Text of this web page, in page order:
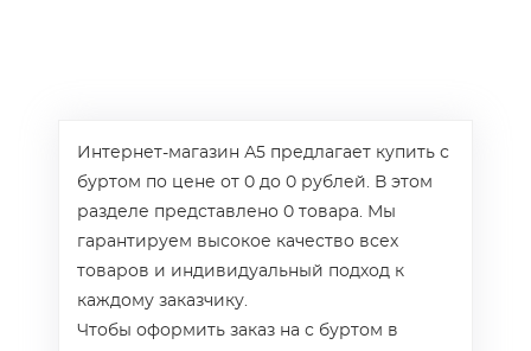
Интернет-магазин А5 предлагает купить с
буртом по цене от 0 до 0 рублей. В этом
разделе представлено 0 товара. Мы
гарантируем высокое качество всех
товаров и индивидуальный подход к
каждому заказчику.
Чтобы оформить заказ на с буртом в